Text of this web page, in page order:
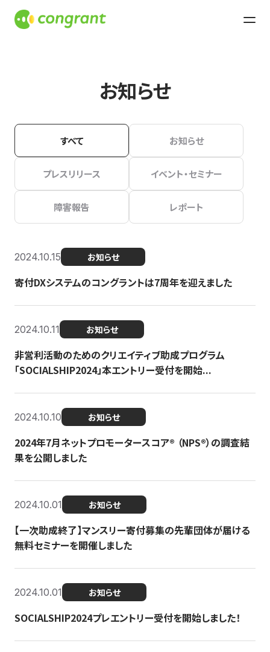
お知らせ
すべて お知らせ
プレスリリース イベント・セミナー
障害報告 レポート
2024.10.15 お知らせ
寄付DXシステムのコングラントは7周年を迎えました
2024.10.11 お知らせ
非営利活動のためのクリエイティブ助成プログラム
「SOCIALSHIP2024」本エントリー受付を開始...
2024.10.10 お知らせ
2024年7月ネットプロモータースコア®︎ （NPS®︎）の調査結
果を公開しました
2024.10.01 お知らせ
【一次助成終了】マンスリー寄付募集の先輩団体が届ける
無料セミナーを開催しました
2024.10.01 お知らせ
SOCIALSHIP2024プレエントリー受付を開始しました！